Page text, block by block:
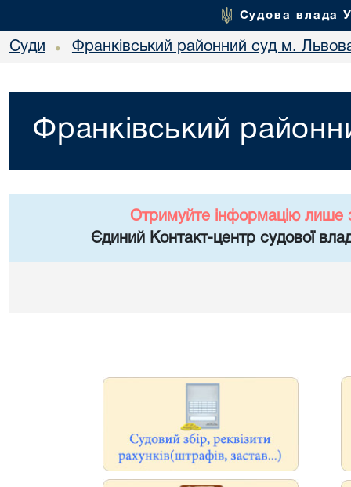
Судова влада
Суди • Франківський районний суд м.
Франківський
Отримуйте інформацію лише
Єдиний Контакт-центр судової